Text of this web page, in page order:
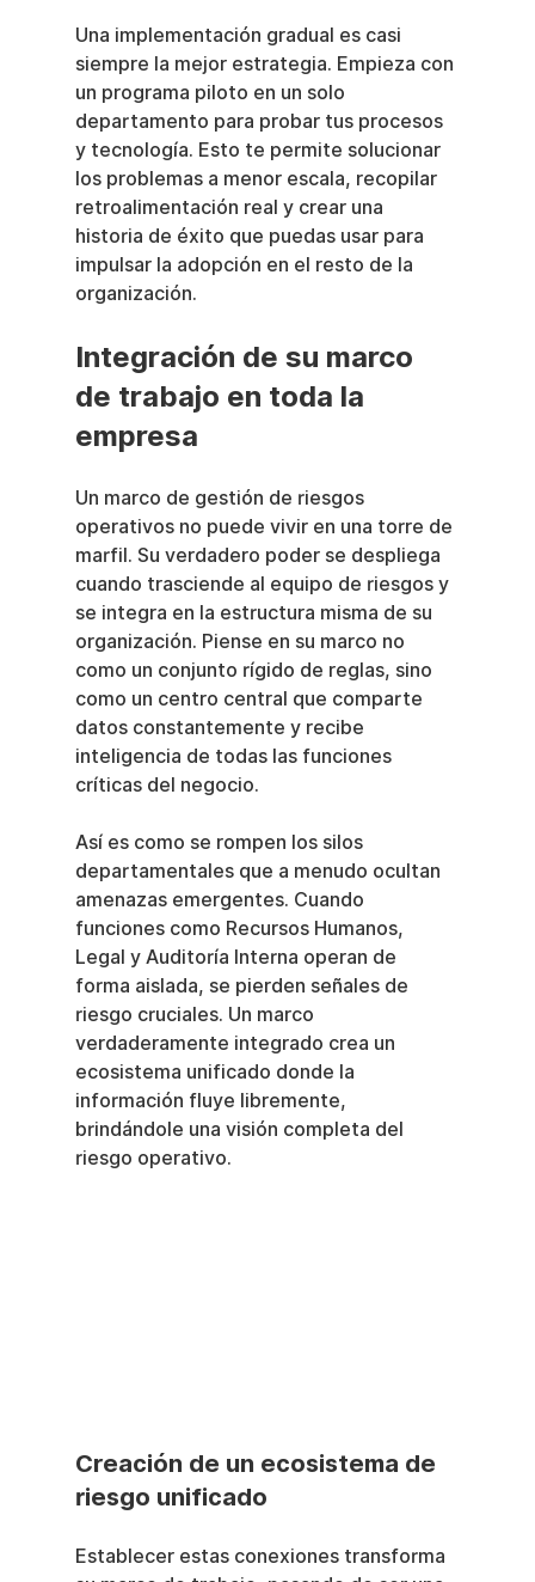
Una implementación gradual es casi
siempre la mejor estrategia. Empieza con
un programa piloto en un solo
departamento para probar tus procesos
y tecnología. Esto te permite solucionar
los problemas a menor escala, recopilar
retroalimentación real y crear una
historia de éxito que puedas usar para
impulsar la adopción en el resto de la
organización.
Integración de su marco
de trabajo en toda la
empresa
Un marco de gestión de riesgos
operativos no puede vivir en una torre de
marfil. Su verdadero poder se despliega
cuando trasciende al equipo de riesgos y
se integra en la estructura misma de su
organización. Piense en su marco no
como un conjunto rígido de reglas, sino
como un centro central que comparte
datos constantemente y recibe
inteligencia de todas las funciones
críticas del negocio.
Así es como se rompen los silos
departamentales que a menudo ocultan
amenazas emergentes. Cuando
funciones como Recursos Humanos,
Legal y Auditoría Interna operan de
forma aislada, se pierden señales de
riesgo cruciales. Un marco
verdaderamente integrado crea un
ecosistema unificado donde la
información fluye libremente,
brindándole una visión completa del
riesgo operativo.
Creación de un ecosistema de
riesgo unificado
Establecer estas conexiones transforma